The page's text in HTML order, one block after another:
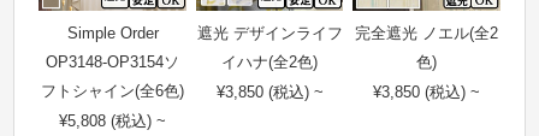
Simple Order
OP3148-OP3154ソ
フトシャイン(全6色)
¥5,808 (税込) ~
遮光 デザインライフ
イハナ(全2色)
¥3,850 (税込) ~
完全遮光 ノエル(全2
色)
¥3,850 (税込) ~